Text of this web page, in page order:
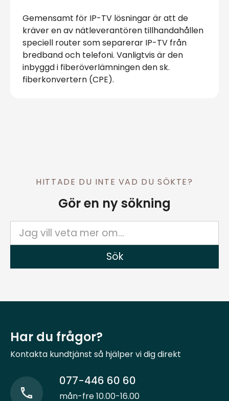
Gemensamt för IP-TV lösningar är att de
kräver en av nätleverantören tillhandahållen
speciell router som separerar IP-TV från
bredband och telefoni. Vanligtvis är den
inbyggd i fiberöverlämningen den sk.
fiberkonvertern (CPE).
HITTADE DU INTE VAD DU SÖKTE?
Gör en ny sökning
Har du frågor?
Kontakta kundtjänst så hjälper vi dig direkt
077-446 60 60
mån-fre 10.00-16.00